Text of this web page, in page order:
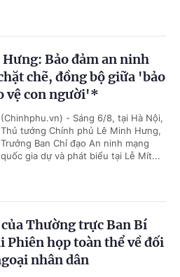
Bảo đảm an ninh
chẽ, đồng bộ giữa 'bảo
vệ con người'*
(Chinhphu.vn) - Sáng 6/8, tại Hà Nội,
Thủ tướng Chính phủ Lê Minh Hưng,
Trưởng Ban Chỉ đạo An ninh mạng
quốc gia dự và phát biểu tại Lễ Mít...
Thường trực Ban Bí
Phiên họp toàn thể về đối
nhân dân